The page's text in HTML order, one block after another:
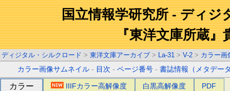
国立情報学研究所 - ディジ
『東洋文庫所蔵』
ディジタル・シルクロード > 東洋文庫アーカイブ > La-31 > V-2 > カラー画
カラー画像サムネイル - 目次 -ページ番号 -書誌情報（メタデー
カラー IIIFカラー高解像度 白黒高解像度 PDF